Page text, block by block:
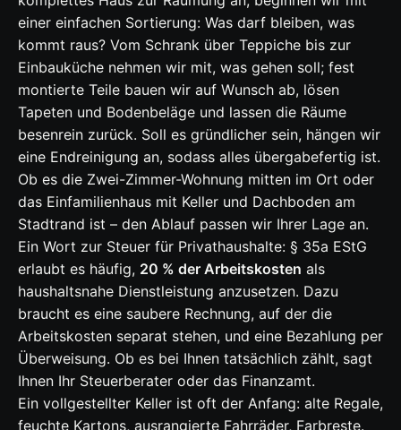
einer einfachen Sortierung: Was darf bleiben, was
kommt raus? Vom Schrank über Teppiche bis zur
Einbauküche nehmen wir mit, was gehen soll; fest
montierte Teile bauen wir auf Wunsch ab, lösen
Tapeten und Bodenbeläge und lassen die Räume
besenrein zurück. Soll es gründlicher sein, hängen wir
eine Endreinigung an, sodass alles übergabefertig ist.
Ob es die Zwei-Zimmer-Wohnung mitten im Ort oder
das Einfamilienhaus mit Keller und Dachboden am
Stadtrand ist – den Ablauf passen wir Ihrer Lage an.
Ein Wort zur Steuer für Privathaushalte: § 35a EStG
erlaubt es häufig, 20 % der Arbeitskosten als
haushaltsnahe Dienstleistung anzusetzen. Dazu
braucht es eine saubere Rechnung, auf der die
Arbeitskosten separat stehen, und eine Bezahlung per
Überweisung. Ob es bei Ihnen tatsächlich zählt, sagt
Ihnen Ihr Steuerberater oder das Finanzamt.
Ein vollgestellter Keller ist oft der Anfang: alte Regale,
feuchte Kartons, ausrangierte Fahrräder, Farbreste.